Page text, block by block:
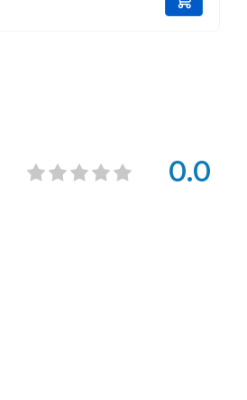
0.0